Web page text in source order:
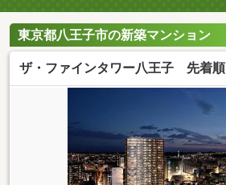
東京都八王子市の新築マンション
ザ・ファインタワー八王子 先着順